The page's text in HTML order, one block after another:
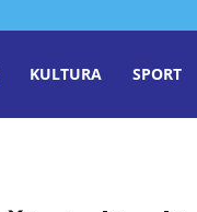
KULTURA SPORT